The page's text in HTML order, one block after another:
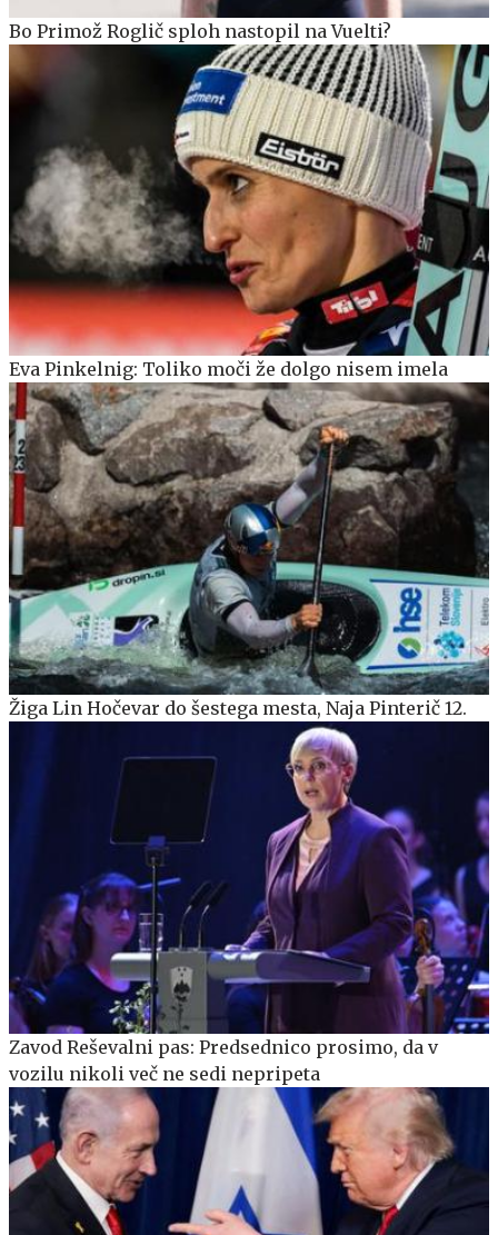
Bo Primož Roglič sploh nastopil na Vuelti?
Eva Pinkelnig: Toliko moči že dolgo nisem imela
Žiga Lin Hočevar do šestega mesta, Naja Pinterič 12.
Zavod Reševalni pas: Predsednico prosimo, da v
vozilu nikoli več ne sedi nepripeta